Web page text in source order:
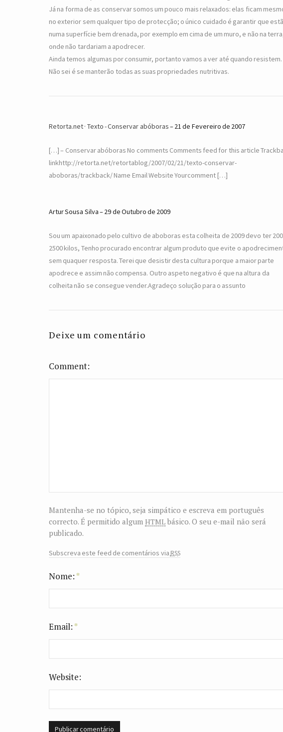
Já na forma de as conservar somos um pouco mais relaxados: elas ficam
no exterior sem qualquer tipo de protecção; o único cuidado é garantir que
numa superfície bem drenada, por exemplo em cima de um muro, e não na
onde não tardariam a apodrecer.
Ainda temos algumas por consumir, portanto vamos a ver até quando resistem.
Não sei é se manterão todas as suas propriedades nutritivas.
Retorta.net · Texto - Conservar abóboras 21 de Fevereiro de 2007
[…] – Conservar abóboras No comments Comments feed for this article
linkhttp://retorta.net/retortablog/2007/02/21/texto-conservar-
aboboras/trackback/ Name Email Website Yourcomment […]
Artur Sousa Silva 29 de Outubro de 2009
Sou um apaixonado pelo cultivo de aboboras esta colheita de 2009 devo ter
2500 kilos, Tenho procurado encontrar algum produto que evite o
sem quaquer resposta. Terei que desistir desta cultura porque a maior parte
apodrece e assim não compensa. Outro aspeto negativo é que na altura da
colheita não se consegue vender.Agradeço solução para o assunto
Deixe um comentário
Comment
Mantenha-se no tópico, seja simpático e escreva em português
correcto. É permitido algum htmlbásico. O seu e-mail não será
publicado.
Subscreva este feed de comentários via rss
Nome:*
Email:*
Website: